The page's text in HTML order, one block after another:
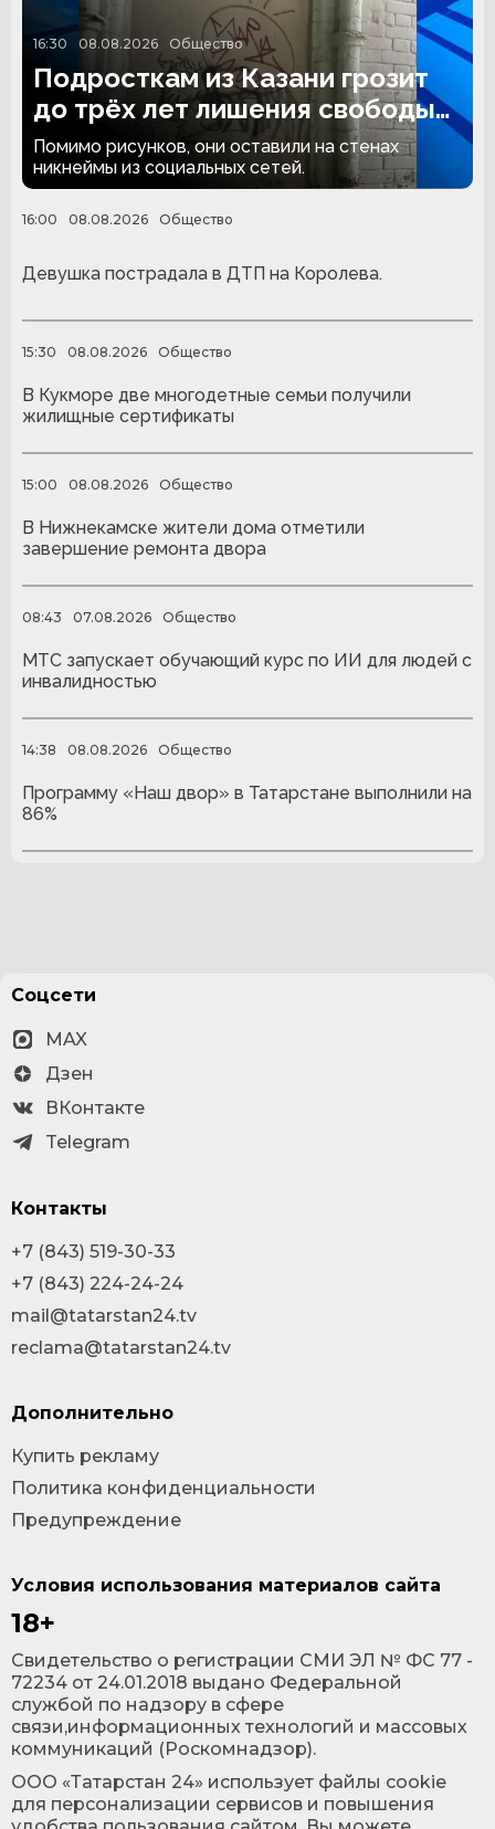
16:30 08.08.2026 Общество
Подросткам из Казани грозит
до трёх лет лишения свободы
за граффити
Помимо рисунков, они оставили на стенах
никнеймы из социальных сетей.
16:00 08.08.2026 Общество
Девушка пострадала в ДТП на Королева.
15:30 08.08.2026 Общество
В Кукморе две многодетные семьи получили
жилищные сертификаты
15:00 08.08.2026 Общество
В Нижнекамске жители дома отметили
завершение ремонта двора
08:43 07.08.2026 Общество
МТС запускает обучающий курс по ИИ для людей с
инвалидностью
14:38 08.08.2026 Общество
Программу «Наш двор» в Татарстане выполнили на
86%
Условия использования материалов сайта
18+
Cвидетельство о регистрации СМИ ЭЛ № ФС 77 -
72234 от 24.01.2018 выдано Федеральной
службой по надзору в сфере
связи,информационных технологий и массовых
коммуникаций (Роскомнадзор).
ООО «Татарстан 24» использует файлы cookie
для персонализации сервисов и повышения
Соцсети
MAX
Дзен
ВКонтакте
Telegram
Контакты
+7 (843) 519-30-33
+7 (843) 224-24-24
mail@tatarstan24.tv
reclama@tatarstan24.tv
Дополнительно
Купить рекламу
Политика конфиденциальности
Предупреждение